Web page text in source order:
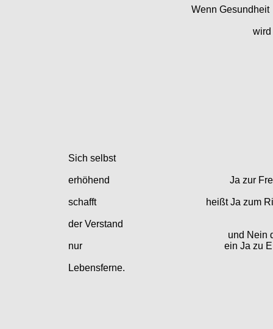
Wenn
wird
Sich selbst
erhöhend
schafft
der Verstand
nur
Lebensferne.
Ja zur
heißt Ja zum
und Nein
ein Ja zu